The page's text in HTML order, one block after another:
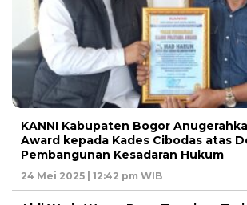
KANNI Kabupaten Bogor
Award kepada Kades Cibodas atas
Pembangunan Kesadaran Hukum
24 Mei 2025 | 12:42 pm WIB